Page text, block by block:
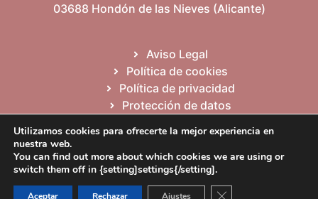
03688 Hondón de las Nieves (Alicante)
Aviso Legal
Política de cookies
Política de privacidad
Protección de datos
Utilizamos cookies para ofrecerte la mejor experiencia en
nuestra web.
You can find out more about which cookies we are using or
switch them off in {setting]settings{/setting].
Aceptar Rechazar Ajustes Cerrar el banner de
Español Valencià